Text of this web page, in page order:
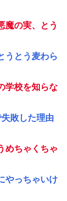
魔の実、とう
うとう麦わら
学校を知らな
敗した理由
めちゃくちゃ
やっちゃいけ